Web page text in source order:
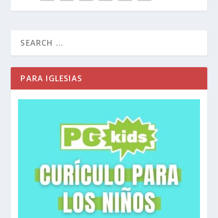
Marcos 9:33-35 (NTV)
Capernaúm e instalarse en una casa, Jesús
preguntó a sus discípulos: «¿Qué venían
conversando en el camino?».
contestaron porque venían discutiendo sobre
sentó y llamó a los doce discípulos y dijo: «Quien
quiera ser el primero debe tomar el último lugar
y ser el sirviente de todos los demás».
Los discípulos estaban avergonzados por su
argumento, por lo que se quedaron en silencio.
Pero, ¿cómo surgió esto? Revisemos: hace 2
semanas vimos que Jesús había llevado a tres de
PARA IGLESIAS